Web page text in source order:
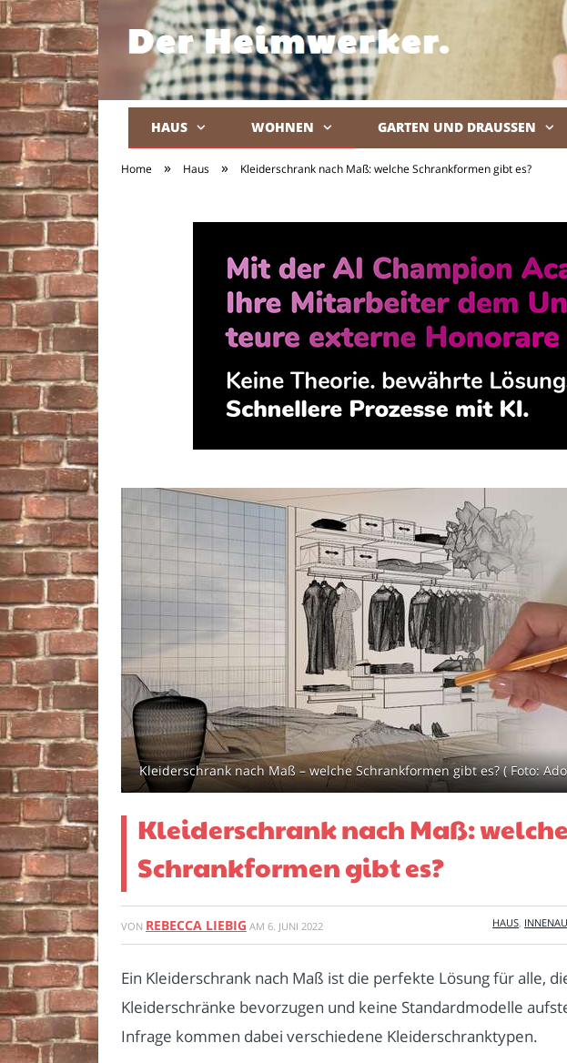
HAUS WOHNEN GARTEN UND DRAUSSEN
Home » Haus » Kleiderschrank nach Maß: welche Schrankformen gibt es?
Kleiderschrank nach Maß – welche Schrankformen gibt es? ( Foto:
Kleiderschrank nach Maß: welche
Schrankformen gibt es?
VON REBECCA LIEBIG AM 6. JUNI 2022 HAUS,
Ein Kleiderschrank nach Maß ist die perfekte Lösung für alle,
Kleiderschränke bevorzugen und keine Standardmodelle
Infrage kommen dabei verschiedene Kleiderschranktypen.